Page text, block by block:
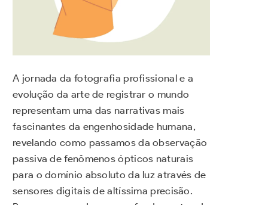
A jornada da fotografia profissional e a
evolução da arte de registrar o mundo
representam uma das narrativas mais
fascinantes da engenhosidade humana,
revelando como passamos da observação
passiva de fenômenos ópticos naturais
para o domínio absoluto da luz através de
sensores digitais de altíssima precisão.